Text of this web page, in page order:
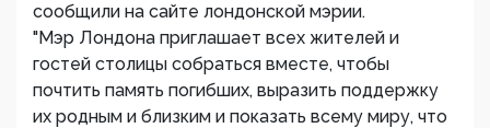
сообщили на сайте лондонской мэрии.
"Мэр Лондона приглашает всех жителей и
гостей столицы собраться вместе, чтобы
почтить память погибших, выразить поддержку
их родным и близким и показать всему миру, что